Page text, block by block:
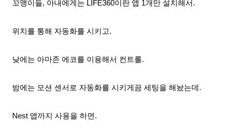
꼬맹이들, 아내에게는 LIFE360이란 앱 1개만 설치해서.
위치를 통해 자동화를 시키고.
낮에는 아마존 에코를 이용해서 컨트롤.
밤에는 모션 센서로 자동화를 시키게끔 세팅을 해놨는데.
Nest 앱까지 사용을 하면.